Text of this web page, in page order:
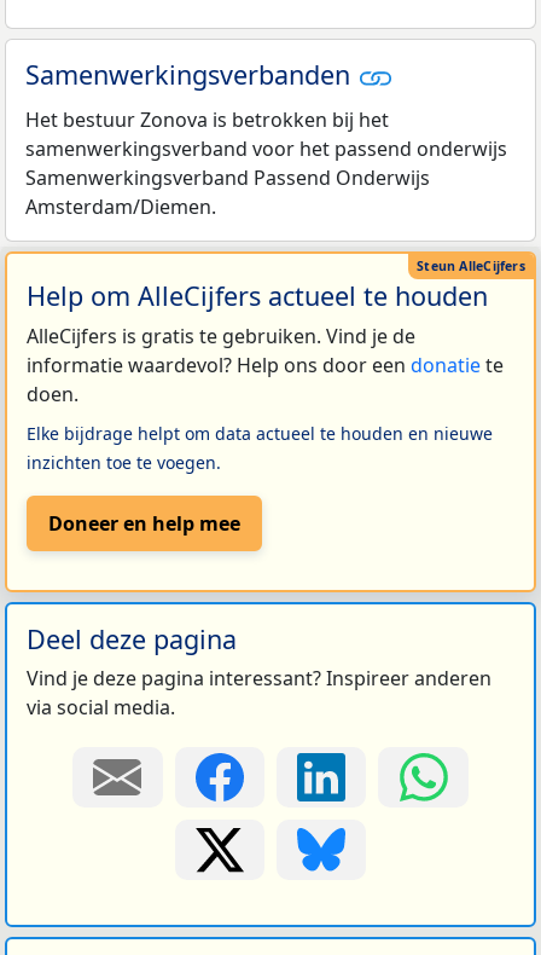
Samenwerkingsverbanden
Het bestuur Zonova is betrokken bij het
samenwerkingsverband voor het passend onderwijs
Samenwerkingsverband Passend Onderwijs
Amsterdam/Diemen.
Help om AlleCijfers actueel te houden
AlleCijfers is gratis te gebruiken. Vind je de
informatie waardevol? Help ons door een donatiete
doen.
Elke bijdrage helpt om data actueel te houden en nieuwe
inzichten toe te voegen.
Doneer en help mee
Deel deze pagina
Vind je deze pagina interessant? Inspireer anderen
via social media.